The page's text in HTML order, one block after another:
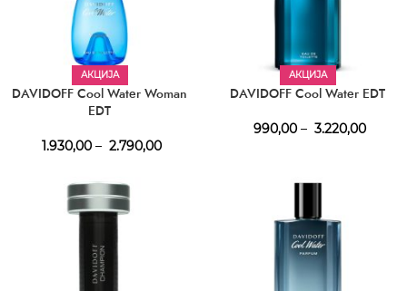
АКЦИЈА
DAVIDOFF Cool Water Woman
EDT
1.930,00 – 2.790,00
АКЦИЈА
DAVIDOFF Cool Water EDT
990,00 – 3.220,00